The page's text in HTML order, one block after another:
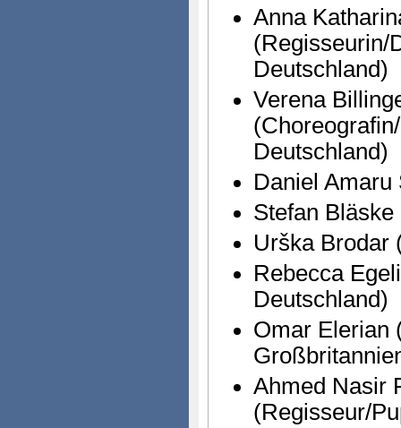
Anna
(Regisseurin/
Deutschland)
Verena
Deutschland)
Daniel Amaru
Stefan
Urška Brodar
Rebecca
Deutschland)
Omar Elerian
Ahmed Nasir
(Regisseur/